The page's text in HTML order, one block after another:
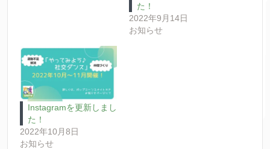
た！
2022年9月14日
お知らせ
Instagramを更新しまし
た！
2022年10月8日
お知らせ